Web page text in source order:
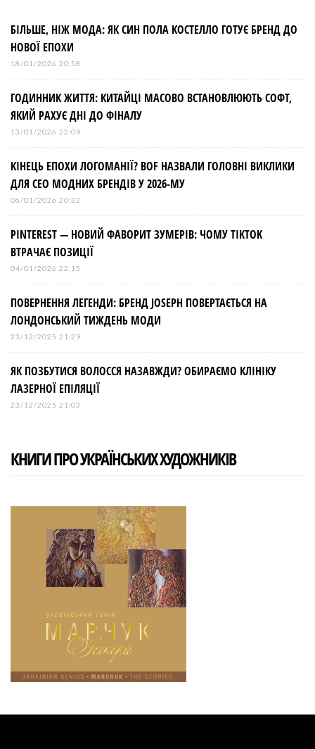
БІЛЬШЕ, НІЖ МОДА: ЯК СИН ПОЛА КОСТЕЛЛО ГОТУЄ БРЕНД ДО
НОВОЇ ЕПОХИ
18/01/2026 20:58
ГОДИННИК ЖИТТЯ: КИТАЙЦІ МАСОВО ВСТАНОВЛЮЮТЬ СОФТ,
ЯКИЙ РАХУЄ ДНІ ДО ФІНАЛУ
13/01/2026 22:09
КІНЕЦЬ ЕПОХИ ЛОГОМАНІЇ? BOF НАЗВАЛИ ГОЛОВНІ ВИКЛИКИ
ДЛЯ СЕО МОДНИХ БРЕНДІВ У 2026-МУ
06/01/2026 20:32
PINTEREST — НОВИЙ ФАВОРИТ ЗУМЕРІВ: ЧОМУ TIKTOK
ВТРАЧАЄ ПОЗИЦІЇ
04/01/2026 22:15
ПОВЕРНЕННЯ ЛЕГЕНДИ: БРЕНД JOSEPH ПОВЕРТАЄТЬСЯ НА
ЛОНДОНСЬКИЙ ТИЖДЕНЬ МОДИ
23/12/2025 21:29
ЯК ПОЗБУТИСЯ ВОЛОССЯ НАЗАВЖДИ? ОБИРАЄМО КЛІНІКУ
ЛАЗЕРНОЇ ЕПІЛЯЦІЇ
23/12/2025 21:03
КНИГИ ПРО УКРАЇНСЬКИХ ХУДОЖНИКІВ